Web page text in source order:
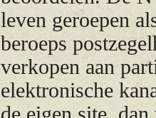
leven geroepen
beroeps
verkopen aan
elektronische